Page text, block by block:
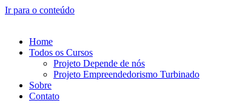
Ir para o conteúdo
Home
Todos os Cursos
Projeto Depende de nós
Projeto Empreendedorismo Turbinado
Sobre
Contato